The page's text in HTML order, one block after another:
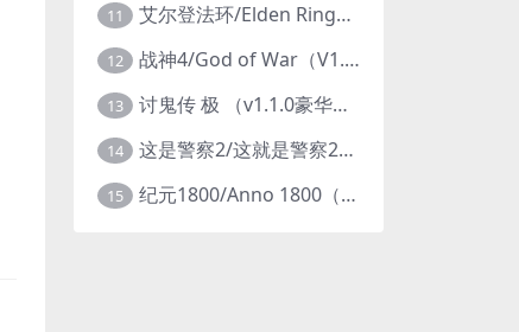
11 艾尔登法环/Elden Ring（更新v1.14 ）
12 战神4/God of War（V1.0.13-斗战狂神-奎爷的裁决+全DLC）
13 讨鬼传 极 （v1.1.0豪华版）
14 这是警察2/这就是警察2/This is Police
15 纪元1800/Anno 1800（豪华版全DLCv9.2.972600）